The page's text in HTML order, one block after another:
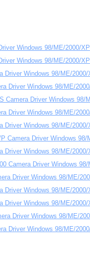
Windows 98/ME/2000/XP
Windows 98/ME/2000/XP
Driver Windows 98/ME/2000/
Driver Windows 98/ME/
Camera Driver Windows 98/
Driver Windows 98/ME/
Driver Windows 98/ME/2000/
Camera Driver Windows 98/
Driver Windows 98/ME/2000/
Camera Driver Windows
Driver Windows 98/ME/
Driver Windows 98/ME/2000/
Driver Windows 98/ME/2000/
Driver Windows 98/ME/
Driver Windows 98/ME/